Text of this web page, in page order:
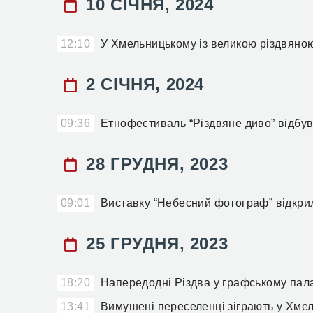
10 СІЧНЯ, 2024
12:10 У Хмельницькому із великою
2 СІЧНЯ, 2024
09:36 Етнофестиваль “Різдвяне диво”
28 ГРУДНЯ, 2023
09:01 Виставку “Небесний фотограф”
25 ГРУДНЯ, 2023
18:20
Напередодні Різдва у графському
13:41
Вимушені переселенці зіграють у